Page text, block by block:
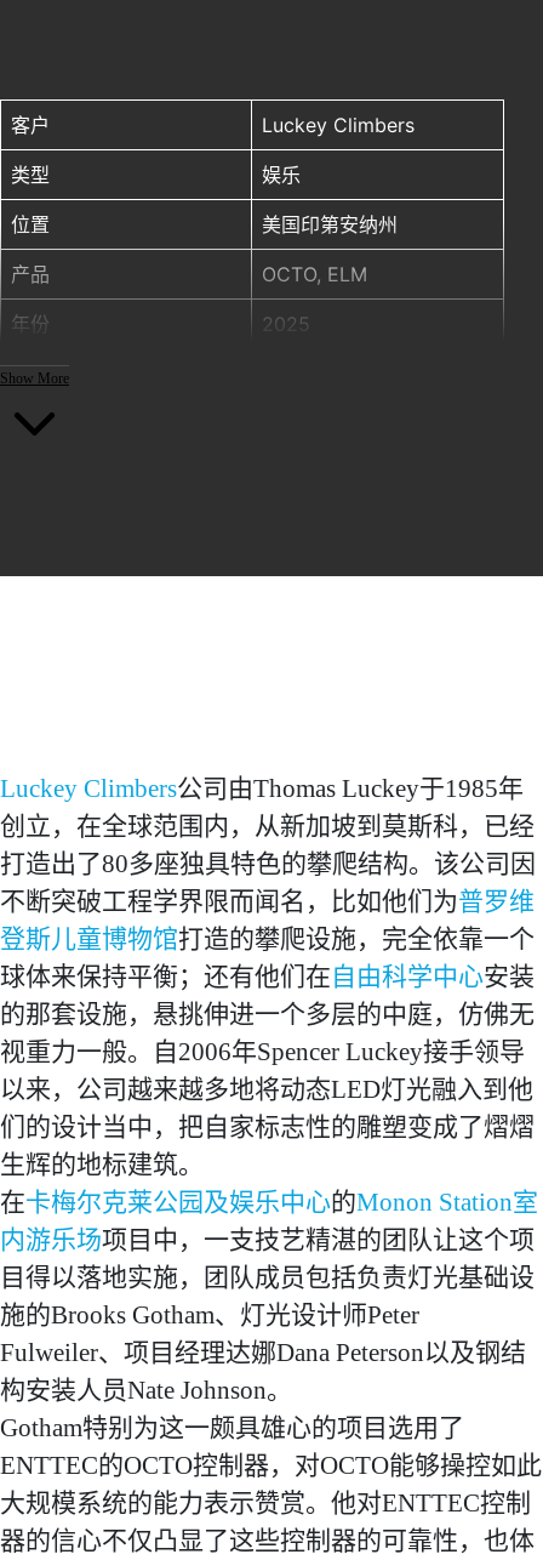
客户 Luckey Climbers 类型 娱乐 位置 美国印第安纳州 产
客户 Luckey Climbers
类型 娱乐
位置 美国印第安纳州
产品 OCTO, ELM
年份 2025
主办人：Spencer Luckey
Show More
Luckey Climbers公司由Thomas Luckey于1985年
创立，在全球范围内，从新加坡到莫斯科，已经
打造出了80多座独具特色的攀爬结构。该公司因
不断突破工程学界限而闻名，比如他们为普罗维
登斯儿童博物馆打造的攀爬设施，完全依靠一个
球体来保持平衡；还有他们在自由科学中心安装
的那套设施，悬挑伸进一个多层的中庭，仿佛无
视重力一般。自2006年Spencer Luckey接手领导
以来，公司越来越多地将动态LED灯光融入到他
们的设计当中，把自家标志性的雕塑变成了熠熠
生辉的地标建筑。
在卡梅尔克莱公园及娱乐中心的Monon Station室
内游乐场项目中，一支技艺精湛的团队让这个项
目得以落地实施，团队成员包括负责灯光基础设
施的Brooks Gotham、灯光设计师Peter
Fulweiler、项目经理达娜Dana Peterson以及钢结
构安装人员Nate Johnson。
Gotham特别为这一颇具雄心的项目选用了
ENTTEC的OCTO控制器，对OCTO能够操控如此
大规模系统的能力表示赞赏。他对ENTTEC控制
器的信心不仅凸显了这些控制器的可靠性，也体